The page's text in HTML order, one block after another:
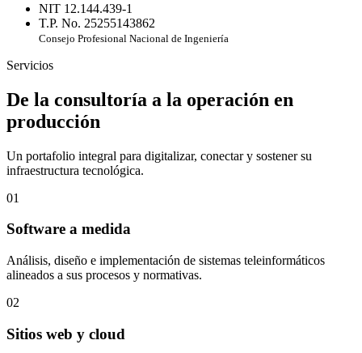
NIT 12.144.439-1
T.P. No. 25255143862
Consejo Profesional Nacional de Ingeniería
Servicios
De la consultoría a la operación en
producción
Un portafolio integral para digitalizar, conectar y sostener su
infraestructura tecnológica.
01
Software a medida
Análisis, diseño e implementación de sistemas teleinformáticos
alineados a sus procesos y normativas.
02
Sitios web y cloud